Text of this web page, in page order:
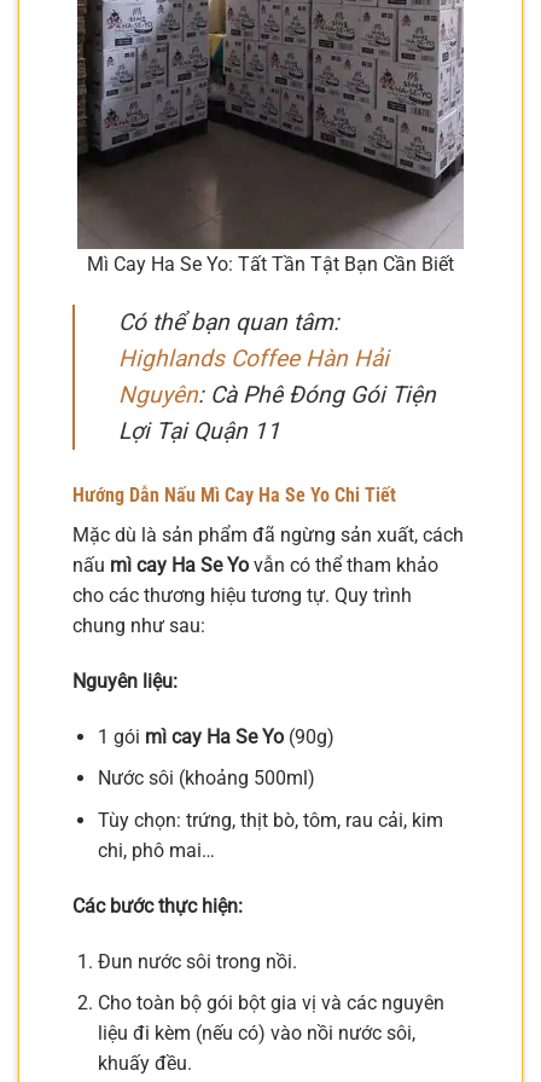
Mì Cay Ha Se Yo: Tất Tần Tật Bạn Cần Biết
Có thể bạn quan tâm:
Highlands Coffee Hàn Hải
Nguyên: Cà Phê Đóng Gói Tiện
Lợi Tại Quận 11
Hướng Dẫn Nấu Mì Cay Ha Se Yo Chi Tiết
Mặc dù là sản phẩm đã ngừng sản xuất, cách
nấu mì cay Ha Se Yo vẫn có thể tham khảo
cho các thương hiệu tương tự. Quy trình
chung như sau:
Nguyên liệu:
1 gói mì cay Ha Se Yo(90g)
Nước sôi (khoảng 500ml)
Tùy chọn: trứng, thịt bò, tôm, rau cải, kim
chi, phô mai…
Các bước thực hiện:
Đun nước sôi trong nồi.
Cho toàn bộ gói bột gia vị và các nguyên
liệu đi kèm (nếu có) vào nồi nước sôi,
khuấy đều.